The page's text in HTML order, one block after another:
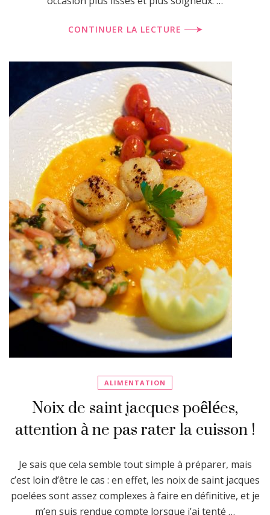
CONTINUER LA LECTURE
ALIMENTATION
Noix de saint jacques poêlées,
attention à ne pas rater la cuisson !
Je sais que cela semble tout simple à préparer, mais
c’est loin d’être le cas : en effet, les noix de saint jacques
poelées sont assez complexes à faire en définitive, et je
m’en suis rendue compte lorsque j’ai tenté …